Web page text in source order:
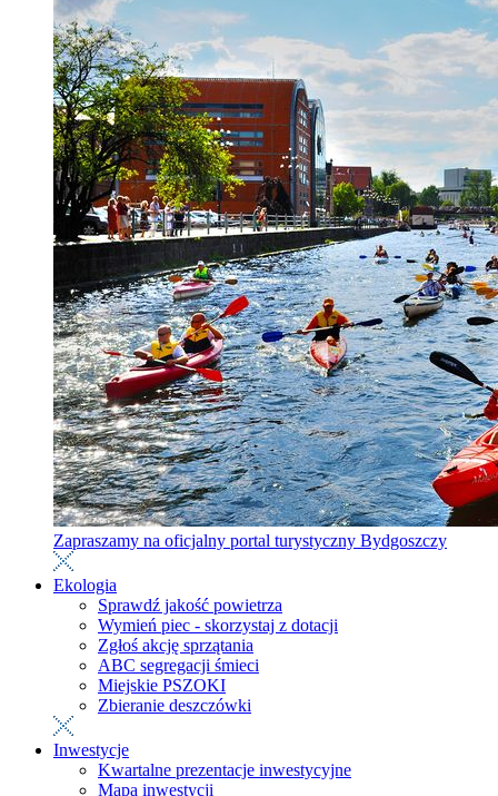
Zapraszamy na oficjalny portal turystyczny Bydgoszczy
Ekologia
Sprawdź jakość powietrza
Wymień piec - skorzystaj z dotacji
Zgłoś akcję sprzątania
ABC segregacji śmieci
Miejskie PSZOKI
Zbieranie deszczówki
Inwestycje
Kwartalne prezentacje inwestycyjne
Mapa inwestycji